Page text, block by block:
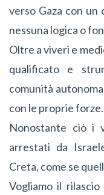
verso Gaza con un
nessuna logica o
Oltre a viveri e
qualificato e
comunità
con le proprie forze.
Nonostante ciò i
arrestati da
Creta, come se
Vogliamo il